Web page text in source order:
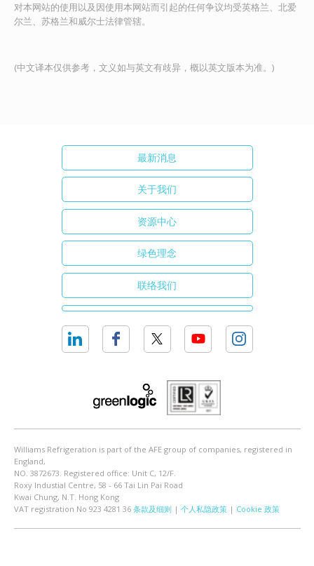
对本网站的使用以及因使用本网站而引起的任何争议均受英格兰、北爱
尔兰、苏格兰和威尔士法律管辖。
(中文译本仅供参考，文义如与英文有歧异，概以英文版本为准。)
最新消息
关于我们
资源中心
绿色理念
联络我们
Williams Refrigeration is part of the AFE group of companies, registered in
England,
NO. 3872673. Registered office: Unit C, 12/F.
Roxy Industial Centre, 58 - 66 Tai Lin Pai Road
Kwai Chung, N.T. Hong Kong
VAT registration No 923 4281 36 条款及细则| 个人私隐政策| Cookie 政策